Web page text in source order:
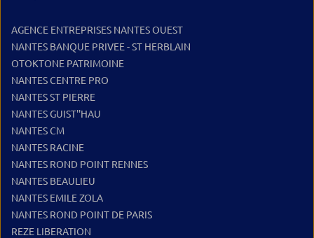
AGENCE ENTREPRISES NANTES OUEST
NANTES BANQUE PRIVEE - ST HERBLAIN
OTOKTONE PATRIMOINE
NANTES CENTRE PRO
NANTES ST PIERRE
NANTES GUIST''HAU
NANTES CM
NANTES RACINE
NANTES ROND POINT RENNES
NANTES BEAULIEU
NANTES EMILE ZOLA
NANTES ROND POINT DE PARIS
REZE LIBERATION